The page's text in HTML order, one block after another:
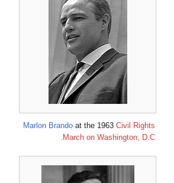
Marlon Brando at the 1963 Civil Rights
March on Washington, D.C.